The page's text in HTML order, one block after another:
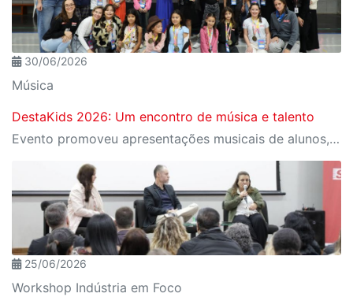
30/06/2026
Música
DestaKids 2026: Um encontro de música e talento
Evento promoveu apresentações musicais de alunos, performances do Núcleo de Dança e oficinas voltadas ao desenvolvimento artístico e à expressão dos estudantes.
25/06/2026
Workshop Indústria em Foco